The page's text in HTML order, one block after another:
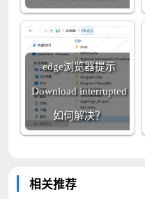
edge浏览器提示
Download interrupted
如何解决？
相关推荐